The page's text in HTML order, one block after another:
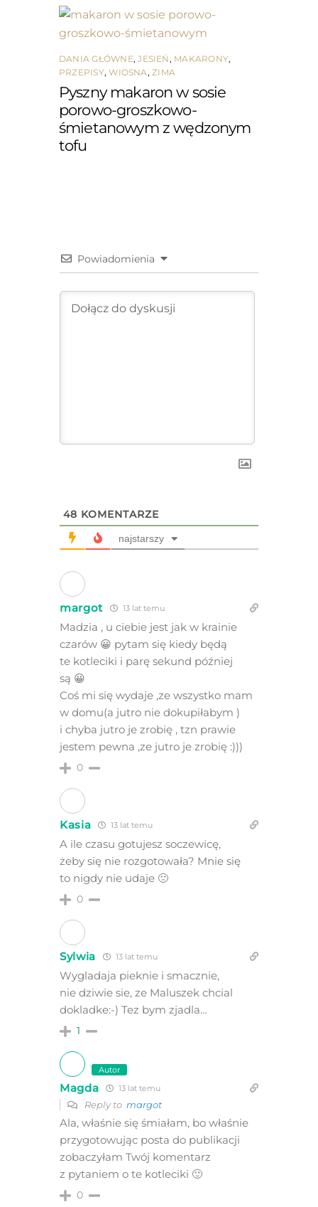
DANIA GŁÓWNE,JESIEŃ, MAKARONY,
PRZEPISY,WIOSNA,ZIMA
Pyszny makaron w sosie
porowo-groszkowo-
śmietanowym z wędzonym
tofu
Powiadomienia
48 KOMENTARZE
najstarszy
margot 13 lat temu
Madzia , u ciebie jest jak w krainie
czarów 😀 pytam się kiedy będą
te kotleciki i parę sekund później
są 😀
Coś mi się wydaje ,ze wszystko mam
w domu(a jutro nie dokupiłabym )
i chyba jutro je zrobię , tzn prawie
jestem pewna ,ze jutro je zrobię :)))
0
Kasia 13 lat temu
A ile czasu gotujesz soczewicę,
żeby się nie rozgotowała? Mnie się
to nigdy nie udaje 🙁
0
Sylwia 13 lat temu
Wygladaja pieknie i smacznie,
nie dziwie sie, ze Maluszek chcial
dokladke:-) Tez bym zjadla…
1
Autor
Magda 13 lat temu
Reply to margot
Ala, właśnie się śmiałam, bo właśnie
przygotowując posta do publikacji
zobaczyłam Twój komentarz
z pytaniem o te kotleciki 🙂
0